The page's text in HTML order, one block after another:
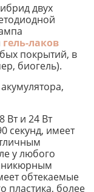
двух
гель-лаков
покрытий, в
биогель).
Вт и 24 Вт
секунд, имеет
у любого
обтекаемые
пластика, более